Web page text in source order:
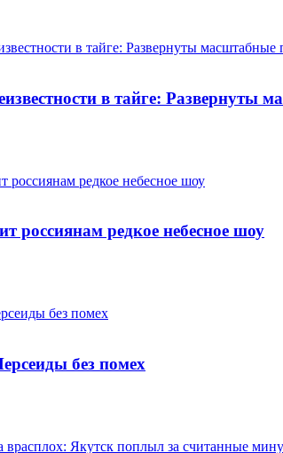
в тайге: Развернуты
россиянам редкое небесное шоу
без помех